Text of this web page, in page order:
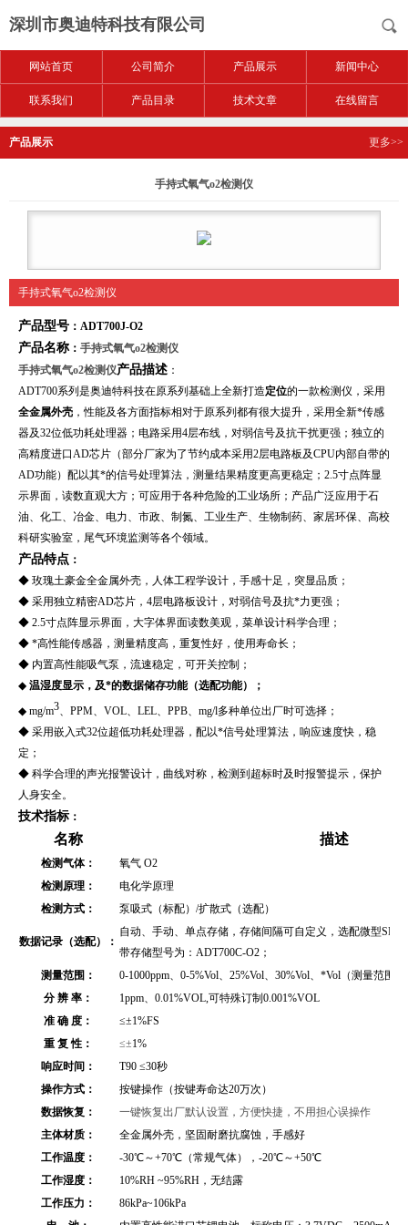
深圳市奥迪特科技有限公司
网站首页 公司简介 产品展示 新闻中心
联系我们 产品目录 技术文章 在线留言
产品展示 更多>>
手持式氧气o2检测仪
手持式氧气o2检测仪
产品型号 ：ADT700J-O2
产品名称 ： 手持式氧气o2检测仪
手持式氧气o2检测仪产品描述 ：
ADT700系列是奥迪特科技在原系列基础上全新打造定位的一款检测仪，采用
全金属外壳 ，性能及各方面指标相对于原系列都有很大提升，采用全新*传感
器及32位低功耗处理器；电路采用4层布线，对弱信号及抗干扰更强；独立的
高精度进口AD芯片（部分厂家为了节约成本采用2层电路板及CPU内部自带的
AD功能）配以其*的信号处理算法，测量结果精度更高更稳定；2.5寸点阵显
示界面，读数直观大方； 可应用于各种危险的工业场所；产品广泛应用于石
油、化工、冶金、电力、市政、制氮、工业生产、 生物制药、家居环保、高校
科研实验室，尾气环境监测等各个领域。
产品特点 ：
◆ 玫瑰土豪金全金属外壳，人体工程学设计，手感十足，突显品质；
◆ 采用独立精密AD芯片，4层电路板设计，对弱信号及抗*力更强；
◆ 2.5寸点阵显示界面，大字体界面读数美观，菜单设计科学合理；
◆ *高性能传感器，测量精度高，重复性好，使用寿命长；
◆ 内置高性能吸气泵，流速稳定，可开关控制；
◆ 温湿度显示，及*的数据储存功能（选配功能）；
◆ mg/m3 、PPM、VOL、LEL、PPB、mg/l多种单位出厂时可选择；
◆ 采用嵌入式32位超低功耗处理器，配以*信号处理算法，响应速度快，稳
定；
◆ 科学合理的声光报警设计，曲线对称，检测到超标时及时报警提示，保护
人身安全。
技术指标 ：
名称 描述
检测气体：
氧气 O2
检测原理：
电化学原理
检测方式：
泵吸式（标配）/扩散式（选配）
数据记录（选配）：
自动、手动、单点存储，存储间隔可自定义，选配微型SD
带存储型号为：ADT700C-O2；
测量范围：
0-1000ppm、 0-5%Vol 25%Vol、30%Vol、*Vol （测量范围
分 辨 率：
1ppm、0.01%VOL,可特殊订制0.001%VOL
准 确 度：
≤±1%FS
重 复 性：
≤±1%
响应时间：
T90 ≤30秒
操作方式：
按键操作（按键寿命达20万次）
数据恢复：
一键恢复出厂默认设置，方便快捷，不用担心误操作
主体材质：
全金属外壳 ，坚固耐磨抗腐蚀，手感好
工作温度：
-30℃～+70℃（常规气体），-20℃～+50℃
工作湿度：
10%RH ~95%RH，无结露
工作压力：
86kPa~106kPa